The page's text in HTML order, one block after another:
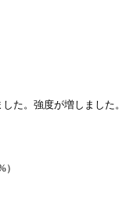
た。強度が増しました。